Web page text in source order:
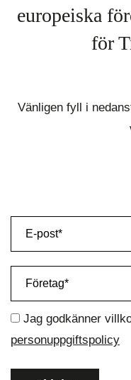
europeiska
för
Vänligen fyll i
Jag godkänner
personuppgiftspolicy